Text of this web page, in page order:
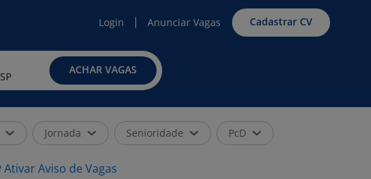
Login Anunciar Vagas Cadastrar CV
ACHAR VAGAS
Jornada Senioridade PcD
Ativar Aviso de Vagas